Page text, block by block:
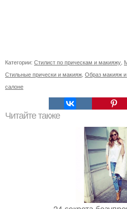
Категории: Стилист по прическам и макияжу
Стильные прически и макияж Образ макияж
салоне
Читайте также